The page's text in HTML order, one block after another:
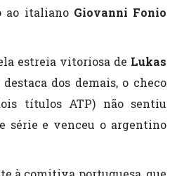
ao italiano Giovanni Fonio
estreia vitoriosa de Lukas
dos demais, o checo
títulos ATP) não sentiu
série e venceu o argentino